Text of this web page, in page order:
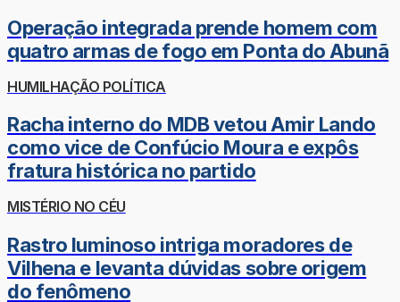
Operação integrada prende homem com
quatro armas de fogo em Ponta do Abunã
HUMILHAÇÃO POLÍTICA
Racha interno do MDB vetou Amir Lando
como vice de Confúcio Moura e expôs
fratura histórica no partido
MISTÉRIO NO CÉU
Rastro luminoso intriga moradores de
Vilhena e levanta dúvidas sobre origem
do fenômeno